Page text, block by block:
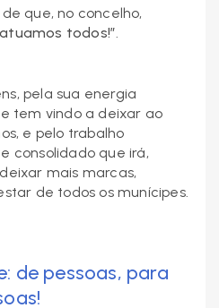
que, no concelho,
todos!”
pela sua energia
tem vindo a deixar ao
e pelo trabalho
consolidado que irá,
mais marcas,
de todos os munícipes.
de pessoas, para